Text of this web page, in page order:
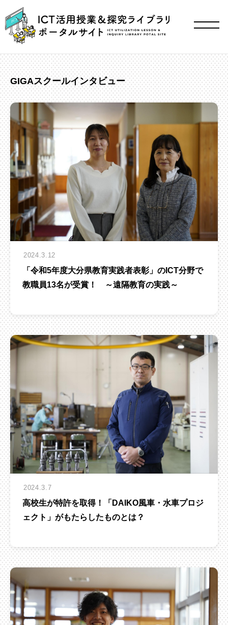
GIGAスクールインタビュー
2024.3.12
「令和5年度大分県教育実践者表彰」のICT分野で
教職員13名が受賞！ ～遠隔教育の実践～
2024.3.7
高校生が特許を取得！「DAIKO風車・水車プロジ
ェクト」がもたらしたものとは？